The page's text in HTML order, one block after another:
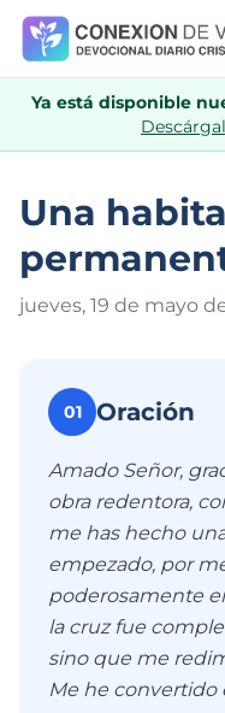
Ya está disponible
Una
jueves, 19 de mayo
01 Oración
Amado Señor,
obra redentora,
me has hecho
empezado, por
poderosamente
la cruz fue
sino que me
Me he convertido